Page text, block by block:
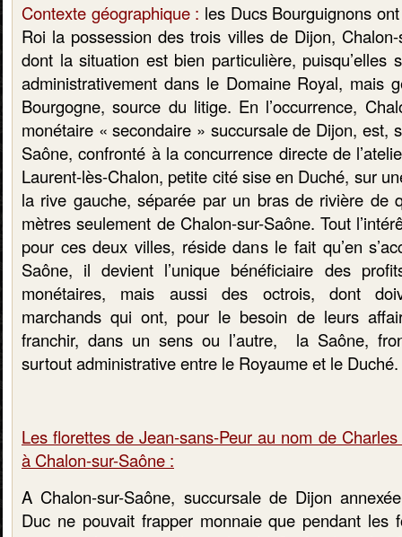
Contexte géographique : les Ducs Bourguignons
Roi la possession des trois villes de Dijon,
dont la situation est bien particulière, puisqu’elles
administrativement dans le Domaine Royal, mais
Bourgogne, source du litige. En l’occurrence,
monétaire « secondaire » succursale de Dijon, est,
Saône, confronté à la concurrence directe de
Laurent-lès-Chalon, petite cité sise en Duché, sur
la rive gauche, séparée par un bras de rivière de
mètres seulement de Chalon-sur-Saône. Tout
pour ces deux villes, réside dans le fait qu’en
Saône, il devient l’unique bénéficiaire des
monétaires, mais aussi des octrois, dont
marchands qui ont, pour le besoin de leurs
franchir, dans un sens ou l’autre, la Saône,
surtout administrative entre le Royaume et le Duché.
Les florettes de Jean-sans-Peur au nom de
à Chalon-sur-Saône :
A Chalon-sur-Saône, succursale de Dijon
Duc ne pouvait frapper monnaie que pendant les